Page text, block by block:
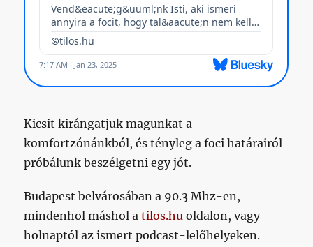
Kicsit kirángatjuk magunkat a
komfortzónánkból, és tényleg a foci határairól
próbálunk beszélgetni egy jót.
Budapest belvárosában a 90.3 Mhz-en,
mindenhol máshol atilos.hu oldalon, vagy
holnaptól az ismert podcast-lelőhelyeken.